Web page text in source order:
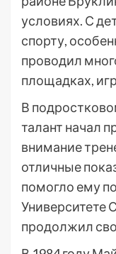
условиях. С
спорту,
проводил
площадках,
В
талант начал
внимание
отличные
помогло ему
Университете
продолжил